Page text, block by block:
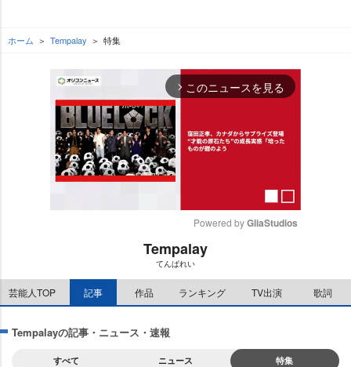
ホーム Tempalay 特集
arrow_forward_ios このニュースを見る
Powered by GliaStudios
Tempalay
てんぱれい
芸能人TOP 記事 作品 ランキング TV出演 歌詞
Tempalayの記事・ニュース・速報
すべて ニュース 特集